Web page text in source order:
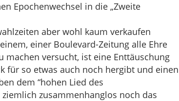
Epochenwechsel in die „Zweite
aber wohl kaum verkaufen
einer Boulevard-Zeitung alle Ehre
machen versucht, ist eine Enttäuschung
für so etwas auch noch hergibt und einen
dem “hohen Lied des
zusammenhanglos noch das